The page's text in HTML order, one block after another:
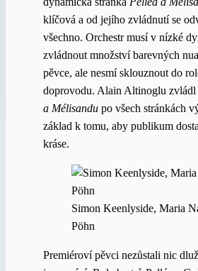
klíčová a od jejího zvládnutí se
všechno. Orchestr musí v nízké
zvládnout množství barevných
pěvce, ale nesmí sklouznout do
doprovodu. Alain Altinoglu zvládl
a Mélisandupo všech stránkách
základ k tomu, aby publikum
kráse.
Simon Keenlyside, Maria
Pöhn
Premiéroví pěvci nezůstali nic